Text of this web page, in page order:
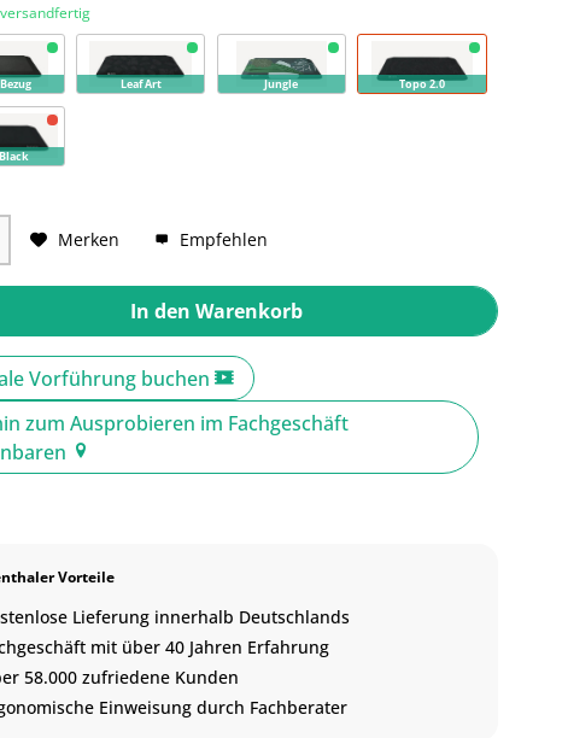
Leaf Art Jungle Topo 2.0
Merken Empfehlen
In den Warenkorb
Vorführung buchen
zum Ausprobieren im Fachgeschäft
Vorteile
Lieferung innerhalb Deutschlands
mit über 40 Jahren Erfahrung
58.000 zufriedene Kunden
Einweisung durch Fachberater